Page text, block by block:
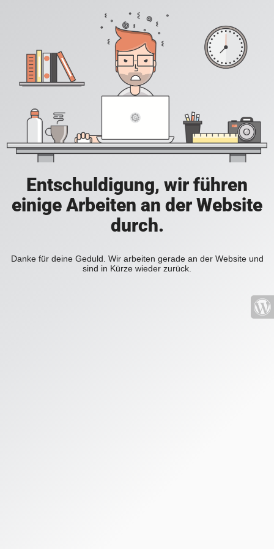
Entschuldigung, wir führen
einige Arbeiten an der Website
durch.
Danke für deine Geduld. Wir arbeiten gerade an der Website und
sind in Kürze wieder zurück.